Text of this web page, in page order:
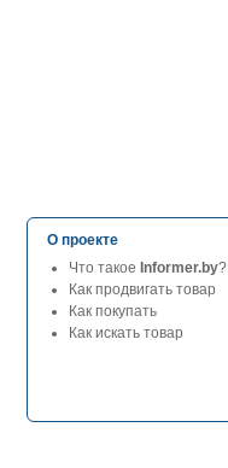
О проекте
Что такое Informer.by?
Как продвигать товар
Как покупать
Как искать товар